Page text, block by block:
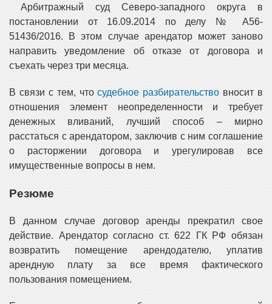
Арбитражный суд Северо-западного округа в
постановлении от 16.09.2014 по делу № А56-
51436/2016. В этом случае арендатор может заново
направить уведомление об отказе от договора и
съехать через три месяца.
В связи с тем, чтосудебное разбирательство вносит в
отношения элемент неопределенности и требует
денежных вливаний, лучший способ – мирно
расстаться с арендатором, заключив с ним соглашение
о расторжении договора и урегулировав все
имущественные вопросы в нем.
Резюме
В данном случае договор аренды прекратил свое
действие. Арендатор согласно ст. 622 ГК РФ обязан
возвратить помещение арендодателю, уплатив
арендную плату за все время фактического
пользования помещением.